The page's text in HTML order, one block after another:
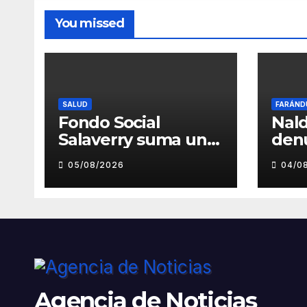
You missed
SALUD
Fondo Social
Salaverry suma un
nuevo esfuerzo
para fortalecer la
atención en el
Salaverry
05/08/2026
Luz
04/
Agencia de Noticias